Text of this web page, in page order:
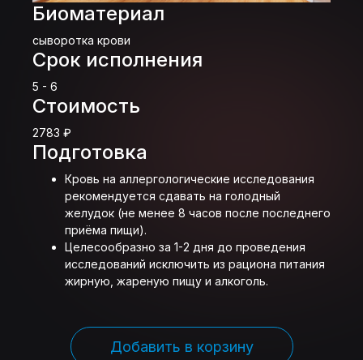
Биоматериал
сыворотка крови
Срок исполнения
5 - 6
Стоимость
2783 ₽
Подготовка
Кровь на аллергологические исследования
рекомендуется сдавать на голодный
желудок (не менее 8 часов после последнего
приёма пищи).
Целесообразно за 1-2 дня до проведения
исследований исключить из рациона питания
жирную, жареную пищу и алкоголь.
Добавить в корзину